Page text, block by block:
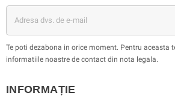
Te poti dezabona in orice moment. Pentru aceasta
informatiile noastre de contact din nota legala.
INFORMAȚIE